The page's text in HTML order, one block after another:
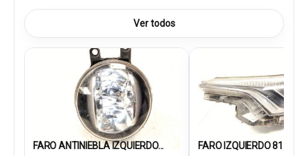
Ver todos
FARO ANTINIEBLA IZQUIERDO... FARO IZQUIERDO